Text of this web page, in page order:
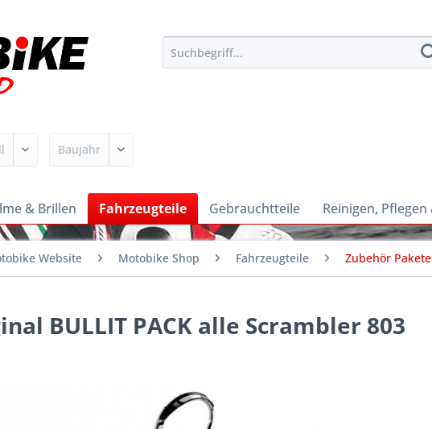
& Brillen Fahrzeugteile Gebrauchtteile Reinigen,
Website Motobike Shop Fahrzeugteile Zubehör Pakete
BULLIT PACK alle Scrambler 803